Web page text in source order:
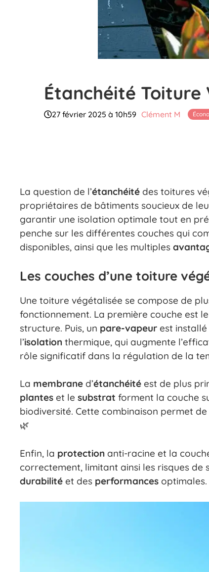
Étanchéité Toiture
27 février 2025 à 10h59 Clément M
La question de l’étanchéité des toitures
propriétaires de bâtiments soucieux de
garantir une isolation optimale tout en
penche sur les différentes couches qui
disponibles, ainsi que les multiples
Les couches d’une toiture
Une toiture végétalisée se compose de
fonctionnement. La première couche est
structure. Puis, un pare-vapeur est
l’isolation thermique, qui augmente
rôle significatif dans la régulation de la
La membrane d’étanchéité est de plus
plantes et le substrat forment la couche
biodiversité. Cette combinaison permet
🌿
Enfin, la protection anti-racine et la
correctement, limitant ainsi les risques de
durabilité et des performances optimales.